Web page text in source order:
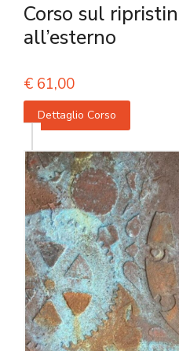
Corso sul
all’esterno
€ 61,00
Dettaglio Corso